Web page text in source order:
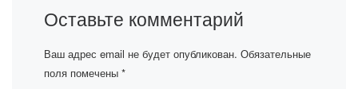
Оставьте комментарий
Ваш адрес email не будет опубликован. Обязательные
поля помечены *